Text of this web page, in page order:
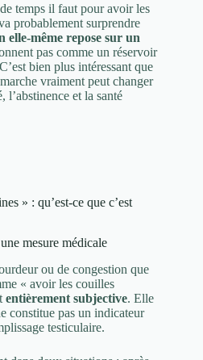
temps il faut pour avoir les
probablement surprendre
elle-même repose sur un
pas comme un réservoir
bien plus intéressant que
vraiment peut changer
l’abstinence et la santé
» : qu’est-ce que c’est
mesure médicale
ou de congestion que
« avoir les couilles
entièrement subjective. Elle
constitue pas un indicateur
testiculaire.